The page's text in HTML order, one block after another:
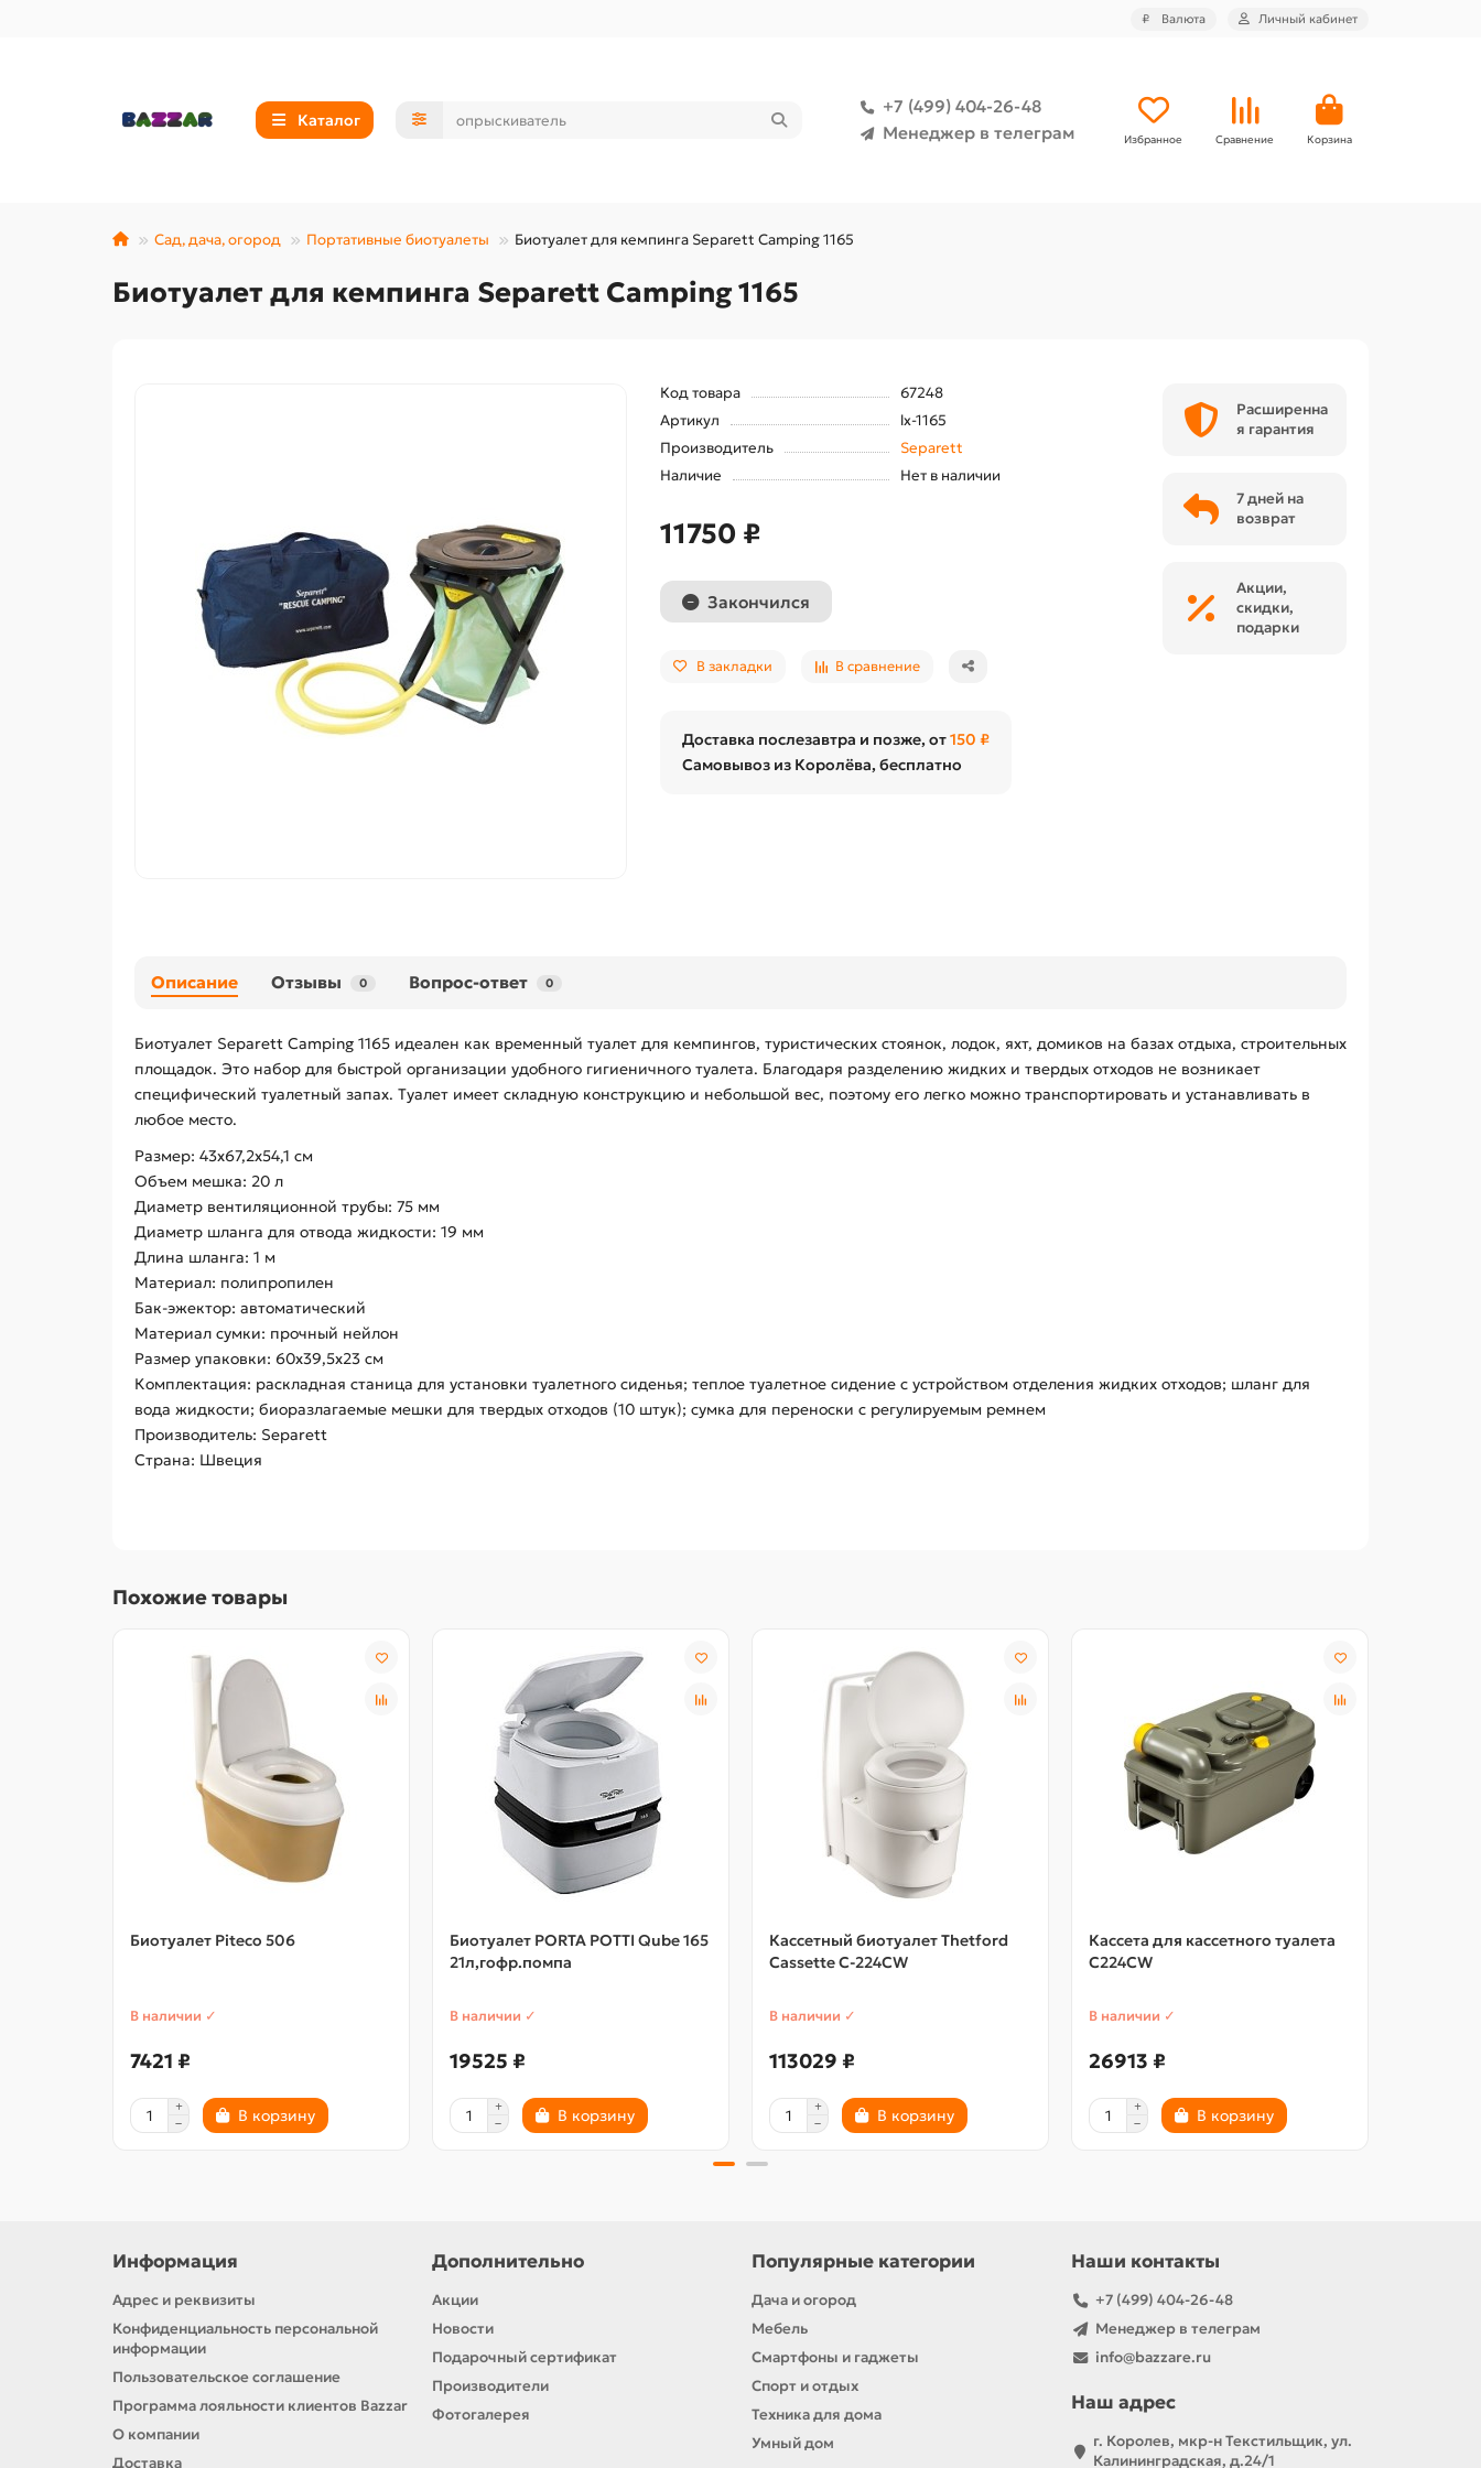
₽ Валюта Личный кабинет
Каталог
+7 (499) 404-26-48
Менеджер в телеграм
Избранное Сравнение Корзина
Сад, дача, огород Портативные биотуалеты Биотуалет для кемпинга Separett Camping 1165
Биотуалет для кемпинга Separett Camping 1165
Код товара
67248
Артикул
lx-1165
Производитель
Separett
Наличие
Нет в наличии
11750 ₽
Закончился
В закладки В сравнение
Доставка послезавтра и позже, от150 ₽
Самовывоз из Королёва, бесплатно
Расширенна
я гарантия
7 дней на
возврат
Акции,
скидки,
подарки
Описание Отзывы 0 Вопрос-ответ 0
Биотуалет Separett Camping 1165 идеален как временный туалет для кемпингов, туристических стоянок, лодок, яхт, домиков на базах отдыха, строительных
площадок. Это набор для быстрой организации удобного гигиеничного туалета. Благодаря разделению жидких и твердых отходов не возникает
специфический туалетный запах. Туалет имеет складную конструкцию и небольшой вес, поэтому его легко можно транспортировать и устанавливать в
любое место.
Размер: 43х67,2х54,1 см
Объем мешка: 20 л
Диаметр вентиляционной трубы: 75 мм
Диаметр шланга для отвода жидкости: 19 мм
Длина шланга: 1 м
Материал: полипропилен
Бак-эжектор: автоматический
Материал сумки: прочный нейлон
Размер упаковки: 60х39,5х23 см
Комплектация: раскладная станица для установки туалетного сиденья; теплое туалетное сидение с устройством отделения жидких отходов; шланг для
вода жидкости; биоразлагаемые мешки для твердых отходов (10 штук); сумка для переноски с регулируемым ремнем
Производитель: Separett
Страна: Швеция
Похожие товары
Биотуалет Piteco 506
В наличии ✓
7421 ₽
В корзину
Биотуалет PORTA POTTI Qube 165
21л,гофр.помпа
В наличии ✓
19525 ₽
В корзину
Кассетный биотуалет Thetford
Cassette C-224CW
В наличии ✓
113029 ₽
В корзину
Кассета для кассетного туалета
C224CW
В наличии ✓
26913 ₽
В корзину
Информация
Адрес и реквизиты
Конфиденциальность персональной
информации
Пользовательское соглашение
Программа лояльности клиентов Bazzar
О компании
Доставка
Дополнительно
Акции
Новости
Подарочный сертификат
Производители
Фотогалерея
Популярные категории
Дача и огород
Мебель
Смартфоны и гаджеты
Спорт и отдых
Техника для дома
Умный дом
Наши контакты
+7 (499) 404-26-48
Менеджер в телеграм
info@bazzare.ru
Наш адрес
г. Королев, мкр-н Текстильщик, ул.
Калининградская, д.24/1